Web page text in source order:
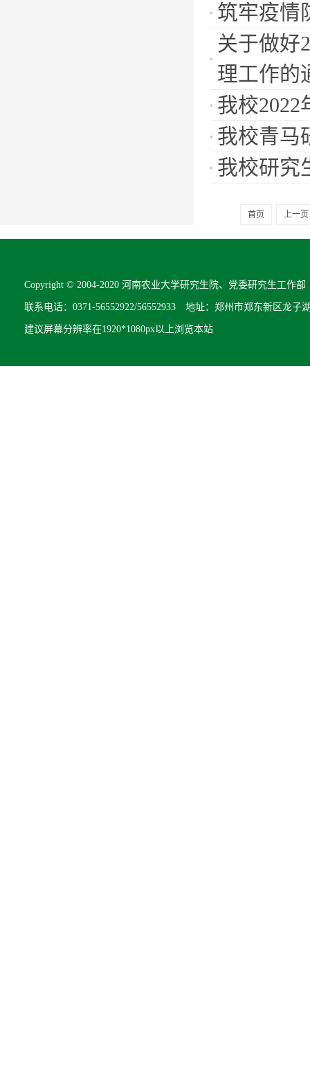
筑牢疫情
关于做好
理工作的
我校
我校青马
我校研究
首页 上一页
Copyright © 2004-2020 河南农业大学研究生院、党委研究生工作
联系电话：0371-56552922/56552933 地址：郑州市郑东新区龙子
建议屏幕分辨率在1920*1080px以上浏览本站